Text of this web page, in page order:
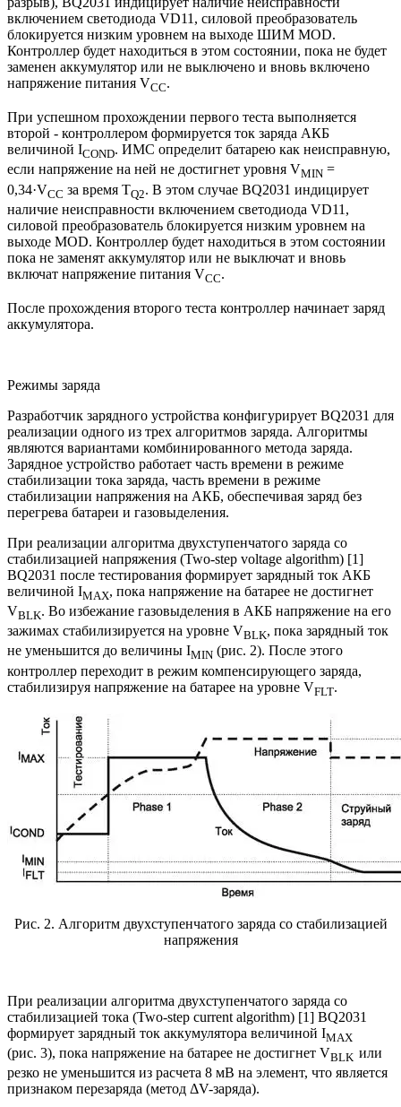
включением светодиода VD11, силовой преобразователь
блокируется низким уровнем на выходе ШИМ MOD.
Контроллер будет находиться в этом состоянии, пока не будет
заменен аккумулятор или не выключено и вновь включено
напряжение питания VCC.
При успешном прохождении первого теста выполняется
второй - контроллером формируется ток заряда АКБ
величиной ICOND. ИМС определит батарею как неисправную,
если напряжение на ней не достигнет уровня VMIN =
0,34·VCC за время TQ2. В этом случае BQ2031 индицирует
наличие неисправности включением светодиода VD11,
силовой преобразователь блокируется низким уровнем на
выходе MOD. Контроллер будет находиться в этом состоянии
пока не заменят аккумулятор или не выключат и вновь
включат напряжение питания VCC.
После прохождения второго теста контроллер начинает заряд
аккумулятора.
Режимы заряда
Разработчик зарядного устройства конфигурирует ВQ2031 для
реализации одного из трех алгоритмов заряда. Алгоритмы
являются вариантами комбинированного метода заряда.
Зарядное устройство работает часть времени в режиме
стабилизации тока заряда, часть времени в режиме
стабилизации напряжения на АКБ, обеспечивая заряд без
перегрева батареи и газовыделения.
При реализации алгоритма двухступенчатого заряда со
стабилизацией напряжения (Two-step voltage algorithm) [1]
ВQ2031 после тестирования формирует зарядный ток АКБ
величиной IMAX, пока напряжение на батарее не достигнет
VBLK. Во избежание газовыделения в АКБ напряжение на его
зажимах стабилизируется на уровне VBLK, пока зарядный ток
не уменьшится до величины IMIN (рис. 2). После этого
контроллер переходит в режим компенсирующего заряда,
стабилизируя напряжение на батарее на уровне VFLT.
Рис. 2. Алгоритм двухступенчатого заряда со стабилизацией
напряжения
При реализации алгоритма двухступенчатого заряда со
стабилизацией тока (Two-step current algorithm) [1] ВQ2031
формирует зарядный ток аккумулятора величиной IMAX
(рис. 3), пока напряжение на батарее не достигнет VBLK или
резко не уменьшится из расчета 8 мВ на элемент, что является
признаком перезаряда (метод ΔV-заряда).